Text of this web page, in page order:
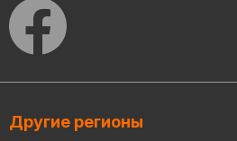
Другие регионы